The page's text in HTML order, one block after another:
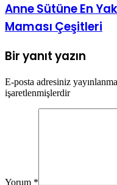
Anne Sütüne En
Maması Çeşitleri
Bir yanıt yazın
E-posta adresiniz
işaretlenmişlerdir
Yorum *